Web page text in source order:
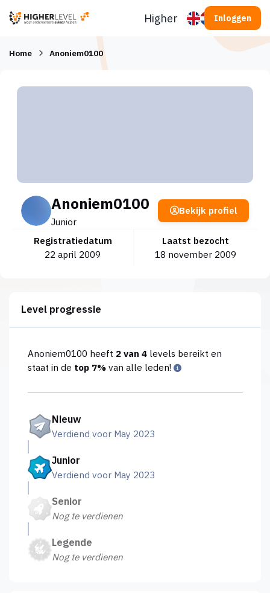
Higherlevel Inloggen
Home Anoniem0100
Anoniem0100
Junior
Registratiedatum
22 april 2009
Laatst bezocht
18 november 2009
Bekijk profiel
Level progressie
Anoniem0100 heeft 2 van 4levels bereikt en
staat in de top 7%van alle leden!
Nieuw
Verdiend voor May 2023
Junior
Verdiend voor May 2023
Senior
Nog te verdienen
Legende
Nog te verdienen